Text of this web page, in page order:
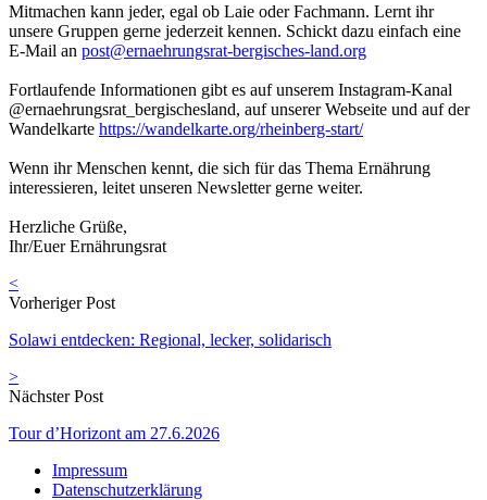
Mitmachen kann jeder, egal ob Laie oder Fachmann. Lernt ihr
unsere Gruppen gerne jederzeit kennen. Schickt dazu einfach eine
E-Mail an post@ernaehrungsrat-bergisches-land.org
Fortlaufende Informationen gibt es auf unserem Instagram-Kanal
@ernaehrungsrat_bergischesland, auf unserer Webseite und auf der
Wandelkarte https://wandelkarte.org/rheinberg-start/
Wenn ihr Menschen kennt, die sich für das Thema Ernährung
interessieren, leitet unseren Newsletter gerne weiter.
Herzliche Grüße,
Ihr/Euer Ernährungsrat
<
Vorheriger Post
Solawi entdecken: Regional, lecker, solidarisch
>
Nächster Post
Tour d’Horizont am 27.6.2026
Impressum
Datenschutzerklärung